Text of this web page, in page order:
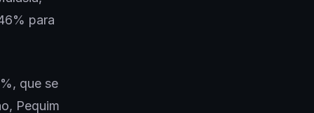
para
que se
Pequim